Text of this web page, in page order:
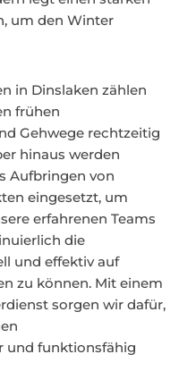
um den Winter
in Dinslaken zählen
frühen
Gehwege rechtzeitig
hinaus werden
Aufbringen von
eingesetzt, um
erfahrenen Teams
die
und effektiv auf
zu können. Mit einem
sorgen wir dafür,
und funktionsfähig